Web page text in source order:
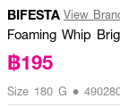
BIFESTA View
Foaming Whip
฿195
Size 180 G •